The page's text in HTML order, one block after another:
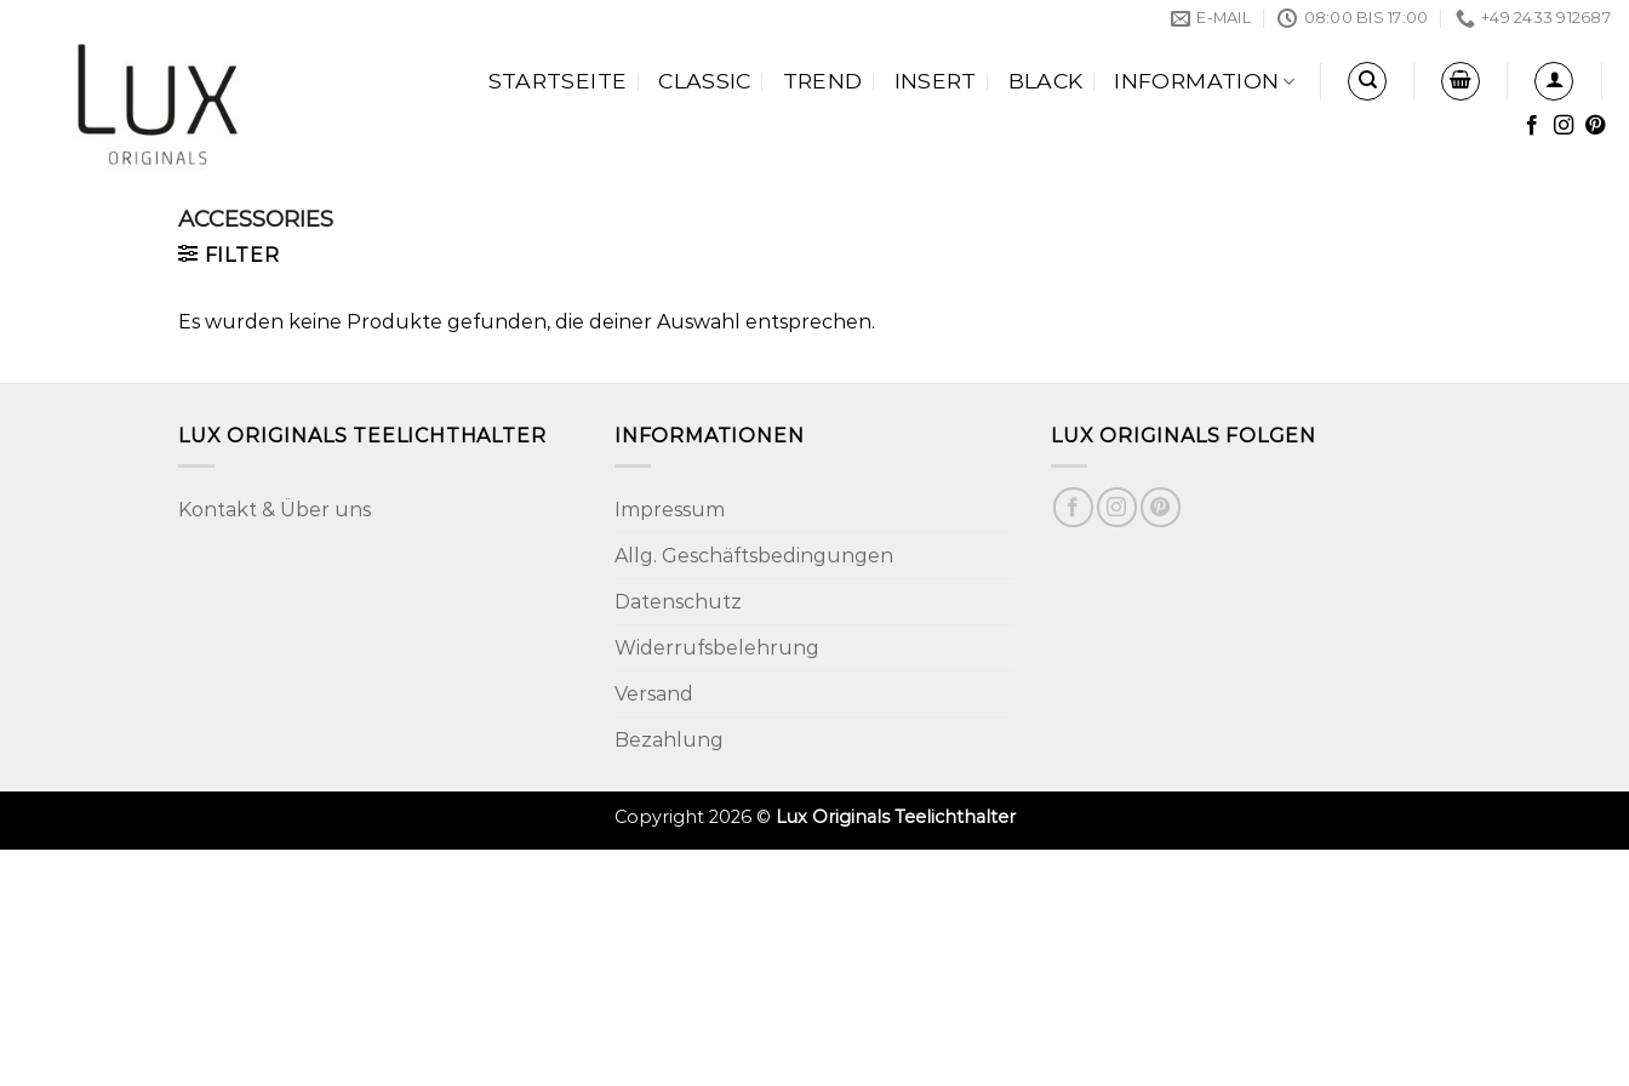
E-MAIL 08:00 BIS 17:00 +49 2433 912687
STARTSEITE CLASSIC TREND INSERT BLACK INFORMATION
ACCESSORIES
FILTER
Es wurden keine Produkte gefunden, die deiner Auswahl entsprechen.
LUX ORIGINALS TEELICHTHALTER
Kontakt & Über uns
INFORMATIONEN
Impressum
Allg. Geschäftsbedingungen
Datenschutz
Widerrufsbelehrung
Versand
Bezahlung
LUX ORIGINALS FOLGEN
Copyright 2026 © Lux Originals Teelichthalter